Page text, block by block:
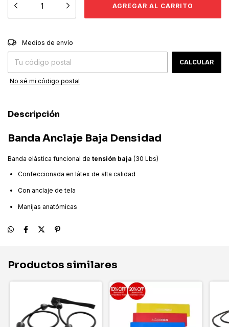
Entregas para el CP:
Medios de envío
CALCULAR
No sé mi código postal
Descripción
Banda Anclaje Baja Densidad
Banda elástica funcional de tensión baja (30 Lbs)
Confeccionada en látex de alta calidad
Con anclaje de tela
Manijas anatómicas
Productos similares